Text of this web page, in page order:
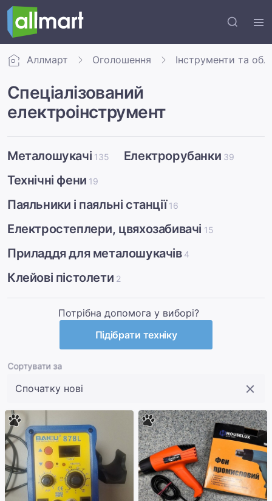
Аллмарт Оголошення Інструменти та
Спеціалізований
електроінструмент
Металошукачі 135 Електрорубанки 39
Технічні фени 19
Паяльники і паяльні станції 16
Електростеплери, цвяхозабивачі 15
Приладдя для металошукачів 4
Клейові пістолети 2
Потрібна допомога у виборі?
Підібрати техніку
Сортувати за